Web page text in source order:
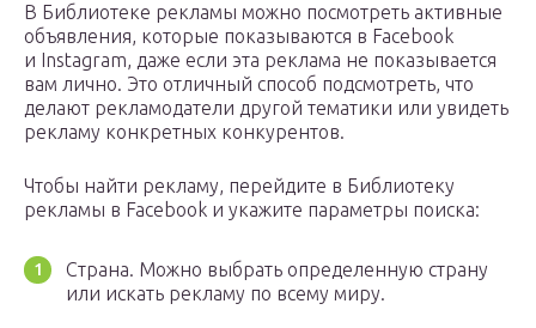
В Библиотеке рекламы можно посмотреть активные
объявления, которые показываются в Facebook
и Instagram, даже если эта реклама не показывается
вам лично. Это отличный способ подсмотреть, что
делают рекламодатели другой тематики или увидеть
рекламу конкретных конкурентов.
Чтобы найти рекламу, перейдите в Библиотеку
рекламы в Facebook и укажите параметры поиска:
Страна. Можно выбрать определенную страну
или искать рекламу по всему миру.